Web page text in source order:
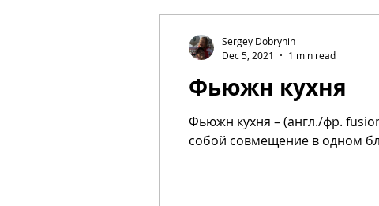
Фьюжн кухня
Фьюжн кухня – (англ./фр.
собой совмещение в одном
Sergey Dobrynin
Dec 5, 2021
1 min read